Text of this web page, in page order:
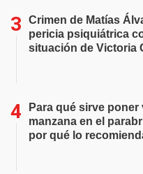
Crimen de Matías
pericia psiquiátrica
situación de Victoria
Para qué sirve poner
manzana en el
por qué lo